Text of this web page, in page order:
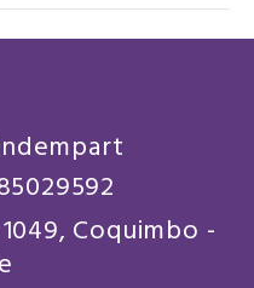
Coquimbo -